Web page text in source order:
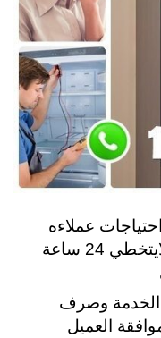
عملاءه
لذلك يهتم بسرعة الخدمة بوقت لايتخطي 24 ساعة
الخدمة وصرف
العميل